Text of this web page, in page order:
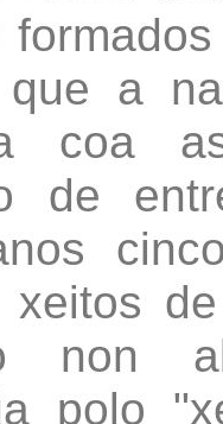
a
coa
de
xeitos
non
polo